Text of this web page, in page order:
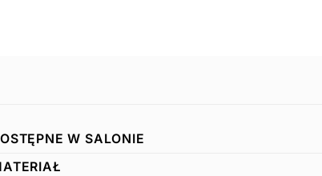
W SALONIE